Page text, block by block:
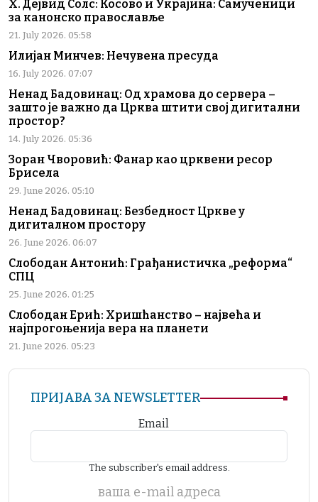
Х. Дејвид Солс: Косово и Украјина: Самученици
за канонско православље
21. July 2026. 05:58
Илијан Минчев: Нечувена пресуда
16. July 2026. 07:07
Ненад Бадовинац: Од храмова до сервера –
зашто је важно да Црква штити свој дигитални
простор?
14. July 2026. 05:36
Зоран Чворовић: Фанар као црквени ресор
Брисела
29. June 2026. 05:10
Ненад Бадовинац: Безбедност Цркве у
дигиталном простору
26. June 2026. 06:07
Слободан Антонић: Грађанистичка „реформа“
СПЦ
25. June 2026. 01:25
Слободан Ерић: Хришћанство – највећа и
најпрогоњенија вера на планети
21. June 2026. 05:23
ПРИЈАВА ЗА NEWSLETTER
Email
The subscriber's email address.
ваша е-mail адреса